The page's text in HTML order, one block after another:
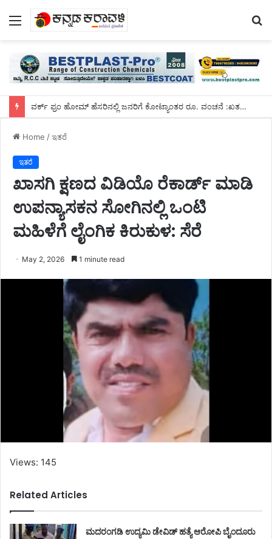
Menu
ವರ್ಕ್ ಫ್ರಂ ಹೋಮ್ ಹೆಸರಿನಲ್ಲಿ ಜನರಿಗೆ ಕೋಟ್ಯಾಂತರ ರೂ. ವಂಚನೆ :ಖತರ್ನಾಕ್ ದಂಪತಿ ಅರೆಸ್ಟ್
Home /ಇತರೆ
ಇತರೆ
ಖಾಸಗಿ ಕ್ಷಣದ ವಿಡಿಯೊ ರೆಕಾರ್ಡ್ ಮಾಡಿ
ಉಪನ್ಯಾಸಕನ ಸೋಗಿನಲ್ಲಿ ಒಂಟಿ
ಮಹಿಳೆಗೆ ಲೈಂಗಿಕ ಕಿರುಕುಳ: ಸೆರೆ
May 2, 2026 1 minute read
Views: 145
Related Articles
ಮದರಂಗಡಿ ಉದ್ಯಮಿ ಡೇವಿಡ್ ಹತ್ಯೆ ಆರೋಪಿ ಬೈಂದೂರು